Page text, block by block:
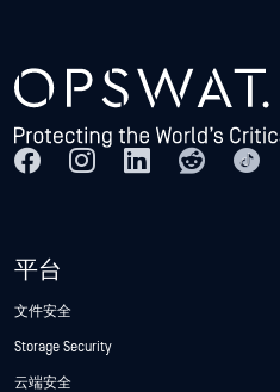
平台
文件安全
Storage Security
云端安全